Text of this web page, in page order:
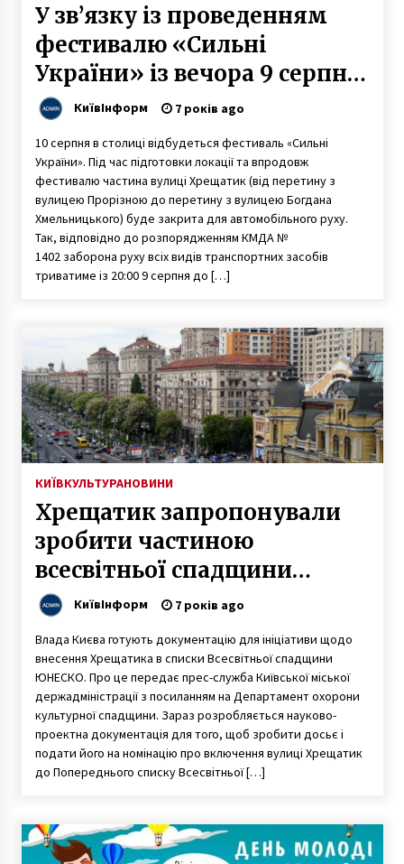
У зв’язку із проведенням
фестивалю «Сильні
України» із вечора 9 серпня
до ранку 11 серпня на
Хрещатику перекриють
транспортний рух
КиївІнформ 7 років ago
10 серпня в столиці відбудеться фестиваль «Сильні
України». Під час підготовки локації та впродовж
фестивалю частина вулиці Хрещатик (від перетину з
вулицею Прорізною до перетину з вулицею Богдана
Хмельницького) буде закрита для автомобільного руху.
Так, відповідно до розпорядженням КМДА №
1402 заборона руху всіх видів транспортних засобів
триватиме із 20:00 9 серпня до […]
КИЇВКУЛЬТУРАНОВИНИ
Хрещатик запропонували
зробити частиною
всесвітньої спадщини
ЮНЕСКО
КиївІнформ 7 років ago
Влада Києва готують документацію для ініціативи щодо
внесення Хрещатика в списки Всесвітньої спадщини
ЮНЕСКО. Про це передає прес-служба Київської міської
держадміністрації з посиланням на Департамент охорони
культурної спадщини. Зараз розробляється науково-
проектна документація для того, щоб зробити досьє і
подати його на номінацію про включення вулиці Хрещатик
до Попереднього списку Всесвітньої […]